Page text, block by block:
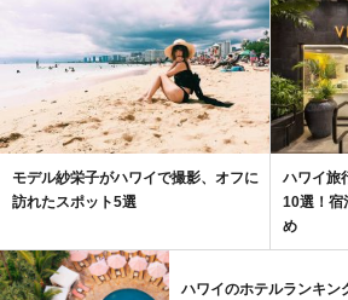
モデル紗栄子がハワイで撮影、オフに
訪れたスポット5選
ハワイ旅
10選！宿
め
ハワイのホテルランキン